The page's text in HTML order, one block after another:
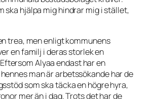
ska hjälpa mig hindrar mig i stället,
trea, men enligt kommunens
en familj i deras storlek en
Alyaa endast har en
man är arbetssökande har de
som ska täcka en högre hyra,
mer än i dag. Trots det har de